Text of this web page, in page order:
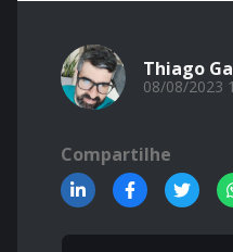
Thiago
08/08/2023
Compartilhe